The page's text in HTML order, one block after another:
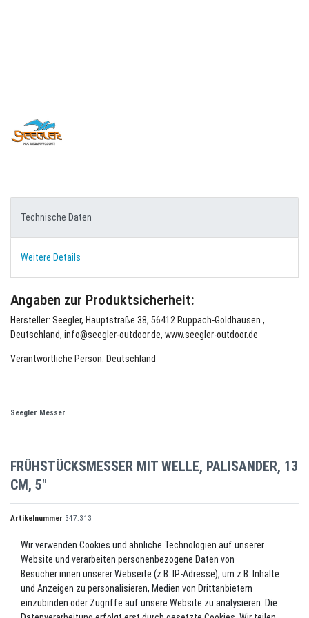
Technische Daten
Weitere Details
Angaben zur Produktsicherheit:
Hersteller: Seegler, Hauptstraße 38, 56412 Ruppach-Goldhausen ,
Deutschland, info@seegler-outdoor.de, www.seegler-outdoor.de
Verantwortliche Person: Deutschland
Seegler Messer
FRÜHSTÜCKSMESSER MIT WELLE, PALISANDER, 13
CM, 5"
Artikelnummer 347.313
8,30 EUR*
Wir verwenden Cookies und ähnliche Technologien auf unserer
Website und verarbeiten personenbezogene Daten von
Besucher:innen unserer Webseite (z.B. IP-Adresse), um z.B. Inhalte
und Anzeigen zu personalisieren, Medien von Drittanbietern
einzubinden oder Zugriffe auf unsere Website zu analysieren. Die